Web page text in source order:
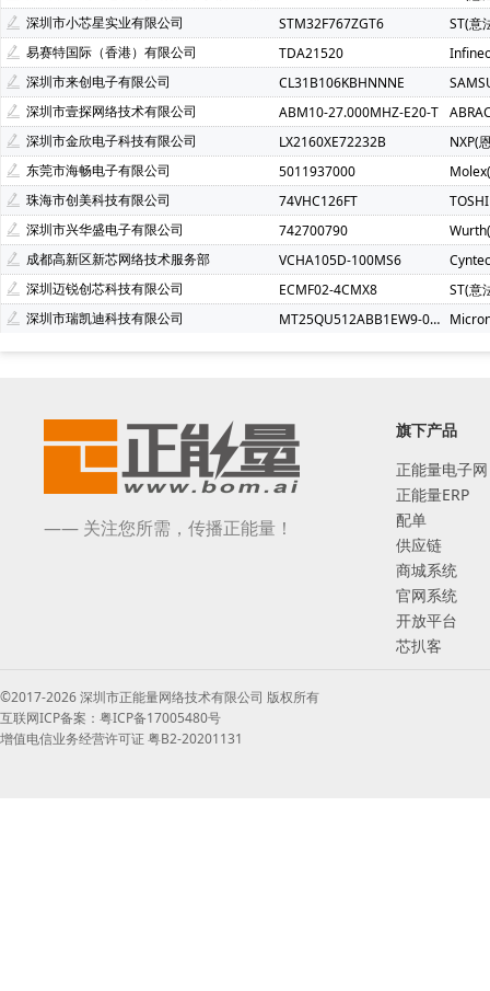
深圳市小芯星实业有限公司
STM32F767ZGT6
ST(意
易赛特国际（香港）有限公司
TDA21520
深圳市来创电子有限公司
CL31B106KBHNNNE
深圳市壹探网络技术有限公司
ABM10-27.000MHZ-E20-T
深圳市金欣电子科技有限公司
LX2160XE72232B
NXP(
东莞市海畅电子有限公司
5011937000
珠海市创美科技有限公司
74VHC126FT
深圳市兴华盛电子有限公司
742700790
成都高新区新芯网络技术服务部
VCHA105D-100MS6
深圳迈锐创芯科技有限公司
ECMF02-4CMX8
ST(意
深圳市瑞凯迪科技有限公司
MT25QU512ABB1EW9-0SIT
—— 关注您所需，传播正能量！
旗下产品
正能量电子网
正能量ERP
配单
供应链
商城系统
官网系统
开放平台
芯扒客
©2017-2026 深圳市正能量网络技术有限公司 版权所有
互联网ICP备案：粤ICP备17005480号
增值电信业务经营许可证 粤B2-20201131